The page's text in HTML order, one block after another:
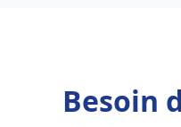
Besoin